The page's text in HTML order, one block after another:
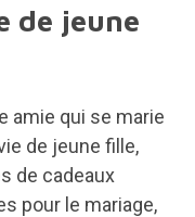
de jeune
amie qui se marie
de jeune fille,
de cadeaux
pour le mariage,